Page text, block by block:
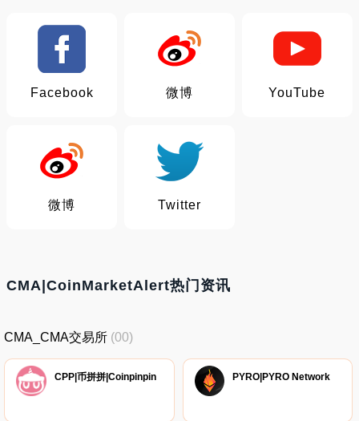
Facebook 微博 YouTube
微博 Twitter
CMA|CoinMarketAlert热门资讯
CMA_CMA交易所 (00)
CPP|币拼拼|Coinpinpin PYRO|PYRO Network